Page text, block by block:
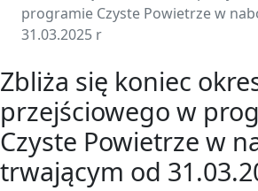
programie Czyste Powietrze w
31.03.2025 r
Zbliża się koniec
przejściowego w
Czyste Powietrze w
trwającym od